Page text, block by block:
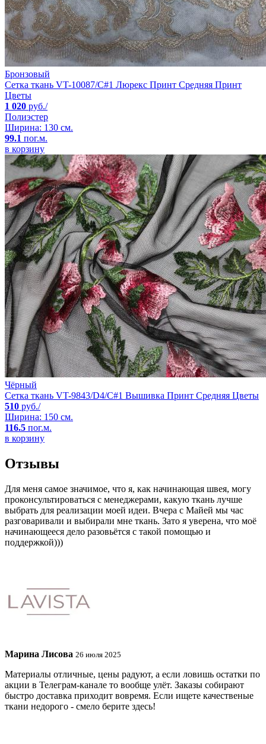
Бронзовый
Сетка ткань VT-10087/C#1 Люрекс Принт Средняя Принт
Цветы
1 020 руб./
Полиэстер
Ширина: 130 см.
99.1 пог.м.
в корзину
Чёрный
Сетка ткань VT-9843/D4/C#1 Вышивка Принт Средняя Цветы
510 руб./
Ширина: 150 см.
116.5 пог.м.
в корзину
Отзывы
Для меня самое значимое, что я, как начинающая швея, могу
проконсультироваться с менеджерами, какую ткань лучше
выбрать для реализации моей идеи. Вчера с Майей мы час
разговаривали и выбирали мне ткань. Зато я уверена, что моё
начинающееся дело разовьётся с такой помощью и
поддержкой)))
Марина Лисова 26 июля 2025
Материалы отличные, цены радуют, а если ловишь остатки по
акции в Телеграм-канале то вообще улёт. Заказы собирают
быстро доставка приходит вовремя. Если ищете качественые
ткани недорого - смело берите здесь!